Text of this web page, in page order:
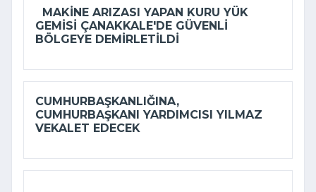
MAKINE ARIZASI YAPAN KURU YÜK
GEMISI ÇANAKKALE'DE GÜVENLI
BÖLGEYE DEMIRLETILDI
CUMHURBAŞKANLIĞINA,
CUMHURBAŞKANI YARDIMCISI YILMAZ
VEKALET EDECEK